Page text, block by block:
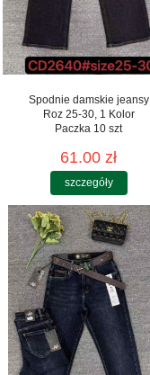
Spodnie damskie jeansy
Roz 25-30, 1 Kolor
Paczka 10 szt
61.00 zł
szczegóły